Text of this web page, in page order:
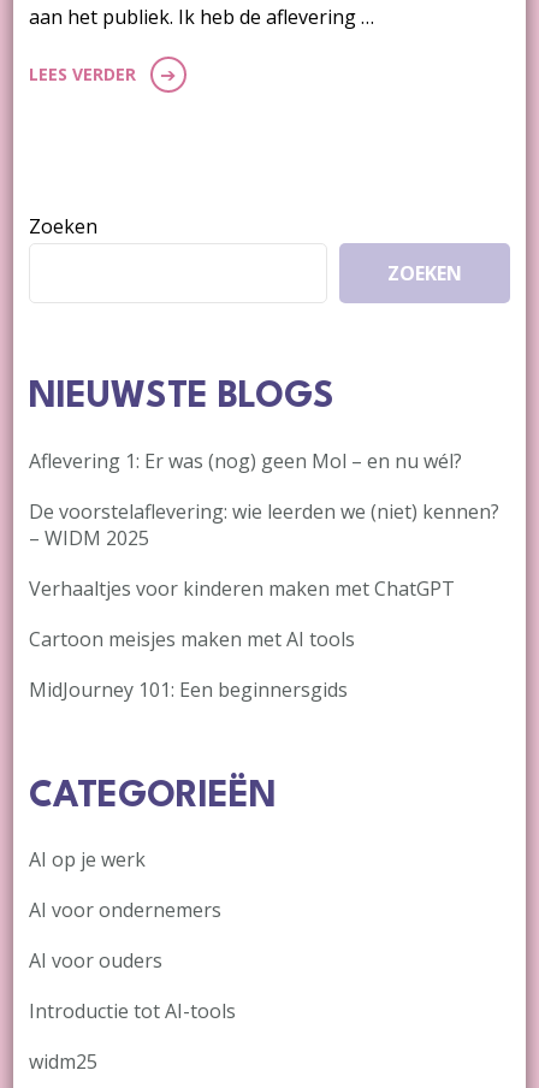
aan het publiek. Ik heb de aflevering …
LEES VERDER
Zoeken
ZOEKEN
NIEUWSTE BLOGS
Aflevering 1: Er was (nog) geen Mol – en nu wél?
De voorstelaflevering: wie leerden we (niet) kennen?
– WIDM 2025
Verhaaltjes voor kinderen maken met ChatGPT
Cartoon meisjes maken met AI tools
MidJourney 101: Een beginnersgids
CATEGORIEËN
AI op je werk
AI voor ondernemers
AI voor ouders
Introductie tot AI-tools
widm25